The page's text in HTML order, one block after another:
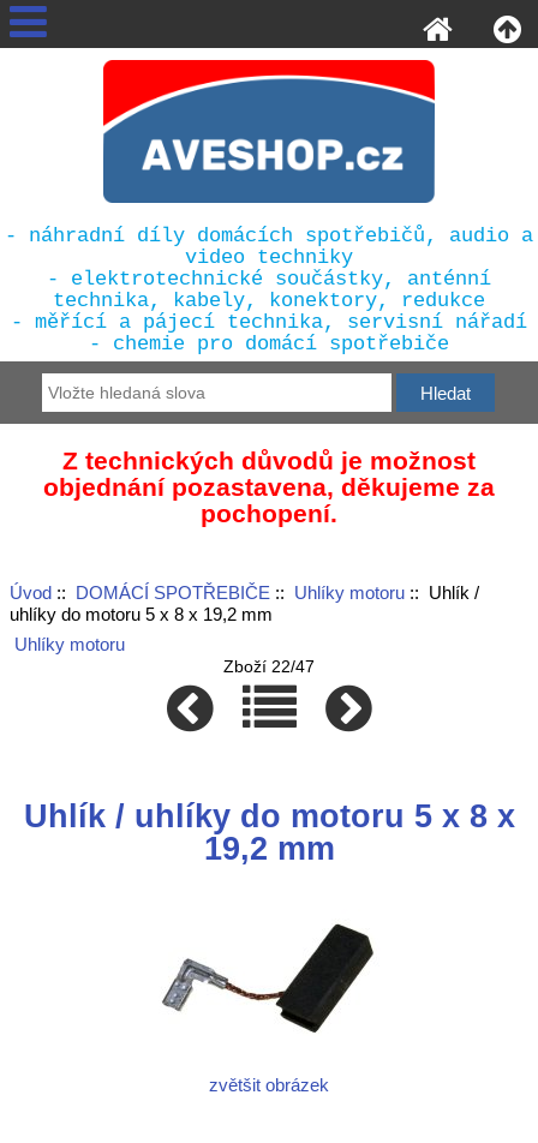
- náhradní díly domácích spotřebičů, audio a
video techniky
- elektrotechnické součástky, anténní
technika, kabely, konektory, redukce
- měřící a pájecí technika, servisní nářadí
- chemie pro domácí spotřebiče
Z technických důvodů je možnost
objednání pozastavena, děkujeme za
pochopení.
Úvod:: DOMÁCÍ SPOTŘEBIČE :: Uhlíky motoru:: Uhlík /
uhlíky do motoru 5 x 8 x 19,2 mm
Uhlíky motoru
Zboží 22/47
Uhlík / uhlíky do motoru 5 x 8 x
19,2 mm
zvětšit obrázek